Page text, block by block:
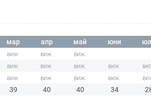
мар апр май юни
39 40 40 34